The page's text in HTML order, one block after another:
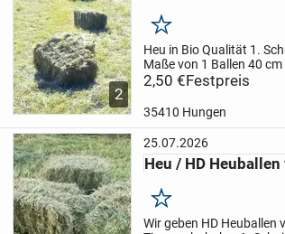
2
Merken
Heu in Bio Qualität 1.
Maße von 1 Ballen 40
Stroh ist Gerstenstroh.
2,50 €Festpreis
35410 Hungen
25.07.2026
Heu / HD
Merken
Wir geben HD Heuballen